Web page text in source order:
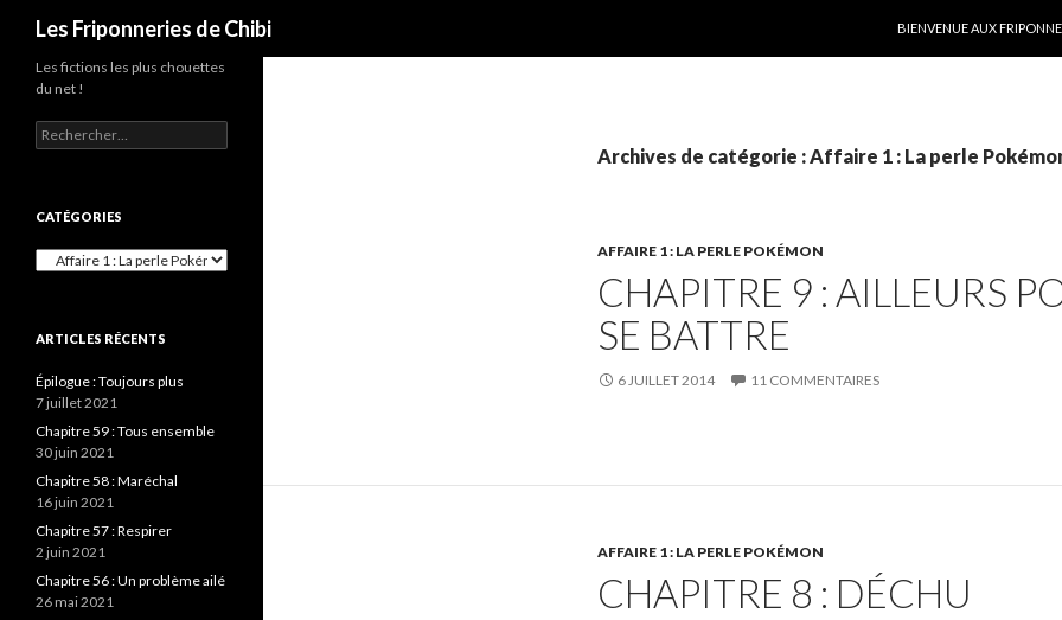
Les Friponneries de Chibi
BIENVENUE AUX
Archives de catégorie : Affaire 1 : La perle
AFFAIRE 1 : LA PERLE POKÉMON
CHAPITRE 9 : AILLEURS
SE BATTRE
6 JUILLET 2014 11 COMMENTAIRES
AFFAIRE 1 : LA PERLE POKÉMON
CHAPITRE 8 : DÉCHU
Les fictions les plus chouettes
du net !
Rechercher :
CATÉGORIES
Catégories
ARTICLES RÉCENTS
Épilogue : Toujours plus
7 juillet 2021
Chapitre 59 : Tous ensemble
30 juin 2021
Chapitre 58 : Maréchal
16 juin 2021
Chapitre 57 : Respirer
2 juin 2021
Chapitre 56 : Un problème ailé
26 mai 2021